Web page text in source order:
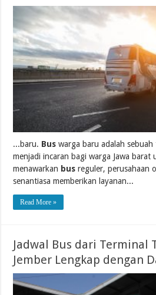
...baru. Bus warga baru adalah sebuah
menjadi incaran bagi warga Jawa barat
menawarkan bus reguler, perusahaan
senantiasa memberikan layanan...
Read More »
Jadwal Bus dari Terminal
Jember Lengkap dengan